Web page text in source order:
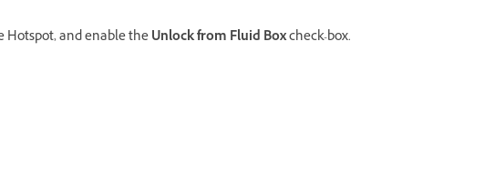
Hotspot, and enable theUnlock from Fluid Boxcheck-box.